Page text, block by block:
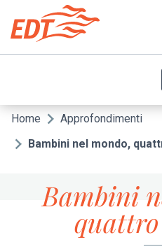
contenuto
principale
Briciole
di
Home
Approfondimenti
Bambini nel mondo,
Bambini